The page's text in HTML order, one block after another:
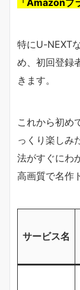
特にU-NEXT
め、初回登録
きます。
これから初め
っくり楽しみ
法がすぐにわ
高画質で名作
サービス名